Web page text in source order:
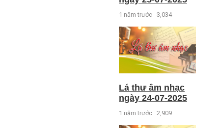
1 năm trước 3,034
Lá thư âm nhạc
ngày 24-07-2025
1 năm trước 2,909